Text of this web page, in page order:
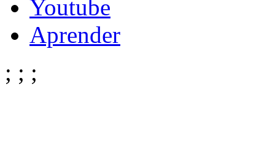
Youtube
Aprender
; ; ;